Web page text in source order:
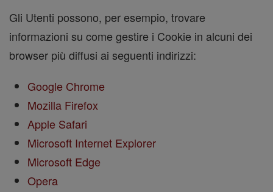
Gli Utenti possono, per esempio, trovare
informazioni su come gestire i Cookie in alcuni dei
browser più diffusi ai seguenti indirizzi:
Google Chrome
Mozilla Firefox
Apple Safari
Microsoft Internet Explorer
Microsoft Edge
Opera